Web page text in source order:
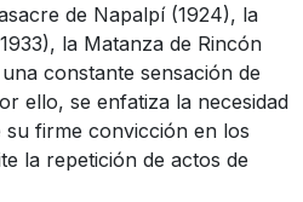
de Napalpí (1924), la
la Matanza de Rincón
constante sensación de
ello, se enfatiza la necesidad
su firme convicción en los
la repetición de actos de